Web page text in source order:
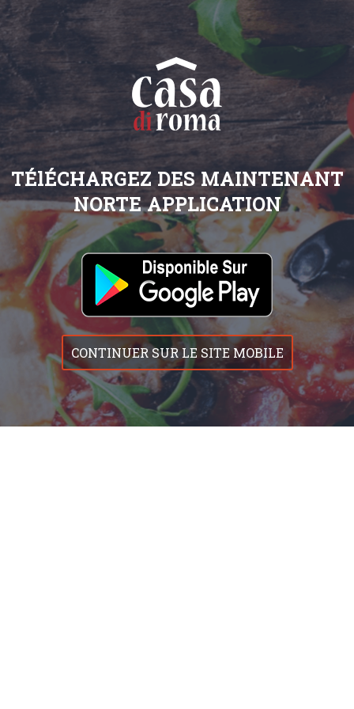
TÉlÉCHARGEZ DES MAINTENANT
NORTE APPLICATION
CONTINUER SUR LE SITE MOBILE